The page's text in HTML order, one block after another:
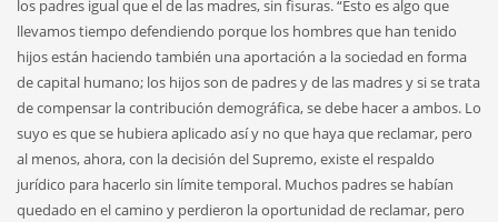
los padres igual que el de las madres, sin fisuras. “Esto es algo que
llevamos tiempo defendiendo porque los hombres que han tenido
hijos están haciendo también una aportación a la sociedad en forma
de capital humano; los hijos son de padres y de las madres y si se trata
de compensar la contribución demográfica, se debe hacer a ambos. Lo
suyo es que se hubiera aplicado así y no que haya que reclamar, pero
al menos, ahora, con la decisión del Supremo, existe el respaldo
jurídico para hacerlo sin límite temporal. Muchos padres se habían
quedado en el camino y perdieron la oportunidad de reclamar, pero